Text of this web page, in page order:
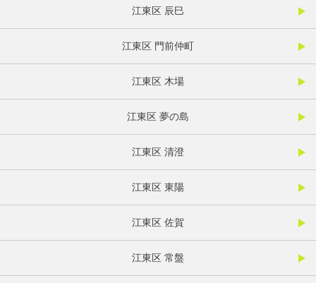
江東区 辰巳
江東区 門前仲町
江東区 木場
江東区 夢の島
江東区 清澄
江東区 東陽
江東区 佐賀
江東区 常盤